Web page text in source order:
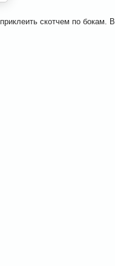
скотчем по бокам. В